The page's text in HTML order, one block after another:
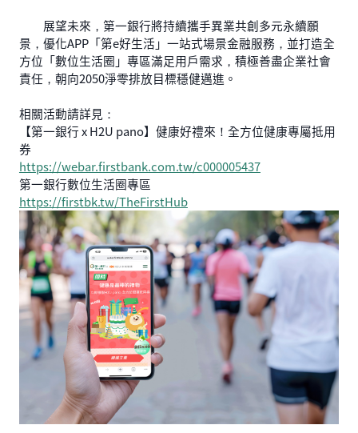
展望未來，第一銀行將持續攜手異業共創多元永續願
景，優化APP「第e好生活」一站式場景金融服務，並打造全
方位「數位生活圈」專區滿足用戶需求，積極善盡企業社會
責任，朝向2050淨零排放目標穩健邁進。
相關活動請詳見：
【第一銀行 x H2U pano】健康好禮來！全方位健康專屬抵用
券
https://webar.firstbank.com.tw/c000005437
第一銀行數位生活圈專區
https://firstbk.tw/TheFirstHub